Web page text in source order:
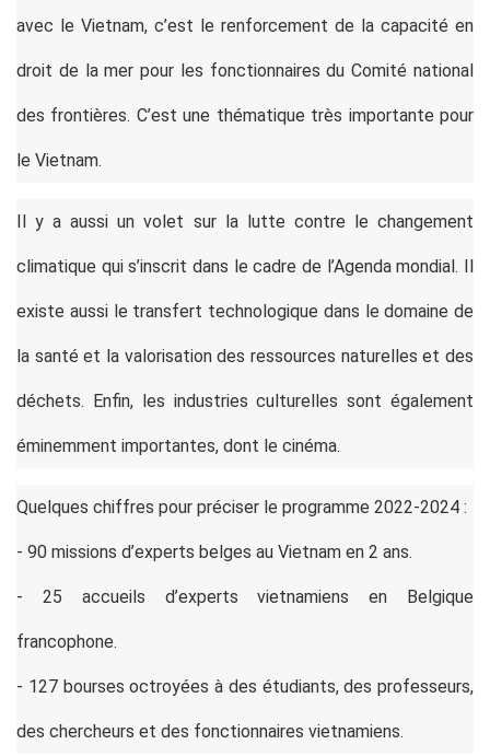
avec le Vietnam, c’est le renforcement de la capacité en
droit de la mer pour les fonctionnaires du Comité national
des frontières. C’est une thématique très importante pour
le Vietnam.
Il y a aussi un volet sur la lutte contre le changement
climatique qui s’inscrit dans le cadre de l’Agenda mondial. Il
existe aussi le transfert technologique dans le domaine de
la santé et la valorisation des ressources naturelles et des
déchets. Enfin, les industries culturelles sont également
éminemment importantes, dont le cinéma.
Quelques chiffres pour préciser le programme 2022-2024 :
- 90 missions d’experts belges au Vietnam en 2 ans.
- 25 accueils d’experts vietnamiens en Belgique
francophone.
- 127 bourses octroyées à des étudiants, des professeurs,
des chercheurs et des fonctionnaires vietnamiens.